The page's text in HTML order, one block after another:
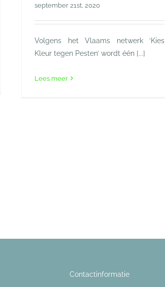
september 21st, 2020
Volgens het Vlaams netwerk ‘Kies
Kleur tegen Pesten’ wordt één [...]
Lees meer
Contactinformatie